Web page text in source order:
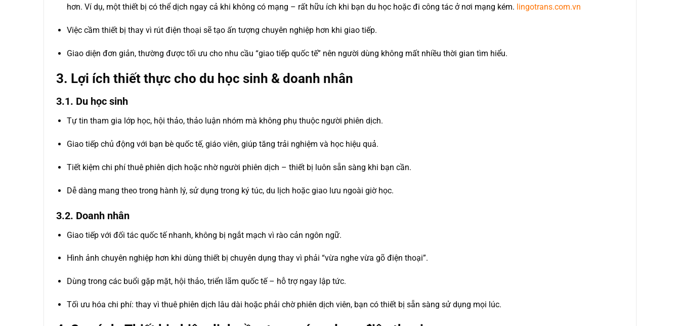
hơn. Ví dụ, một thiết bị có thể dịch ngay cả khi không có mạng – rất hữu ích khi bạn du học hoặc đi công tác ở nơi mạng kém. lingotrans.com.vn
Việc cầm thiết bị thay vì rút điện thoại sẽ tạo ấn tượng chuyên nghiệp hơn khi giao tiếp.
Giao diện đơn giản, thường được tối ưu cho nhu cầu “giao tiếp quốc tế” nên người dùng không mất nhiều thời gian tìm hiểu.
3. Lợi ích thiết thực cho du học sinh & doanh nhân
3.1. Du học sinh
Tự tin tham gia lớp học, hội thảo, thảo luận nhóm mà không phụ thuộc người phiên dịch.
Giao tiếp chủ động với bạn bè quốc tế, giáo viên, giúp tăng trải nghiệm và học hiệu quả.
Tiết kiệm chi phí thuê phiên dịch hoặc nhờ người phiên dịch – thiết bị luôn sẵn sàng khi bạn cần.
Dễ dàng mang theo trong hành lý, sử dụng trong ký túc, du lịch hoặc giao lưu ngoài giờ học.
3.2. Doanh nhân
Giao tiếp với đối tác quốc tế nhanh, không bị ngắt mạch vì rào cản ngôn ngữ.
Hình ảnh chuyên nghiệp hơn khi dùng thiết bị chuyên dụng thay vì phải “vừa nghe vừa gõ điện thoại”.
Dùng trong các buổi gặp mặt, hội thảo, triển lãm quốc tế – hỗ trợ ngay lập tức.
Tối ưu hóa chi phí: thay vì thuê phiên dịch lâu dài hoặc phải chờ phiên dịch viên, bạn có thiết bị sẵn sàng sử dụng mọi lúc.